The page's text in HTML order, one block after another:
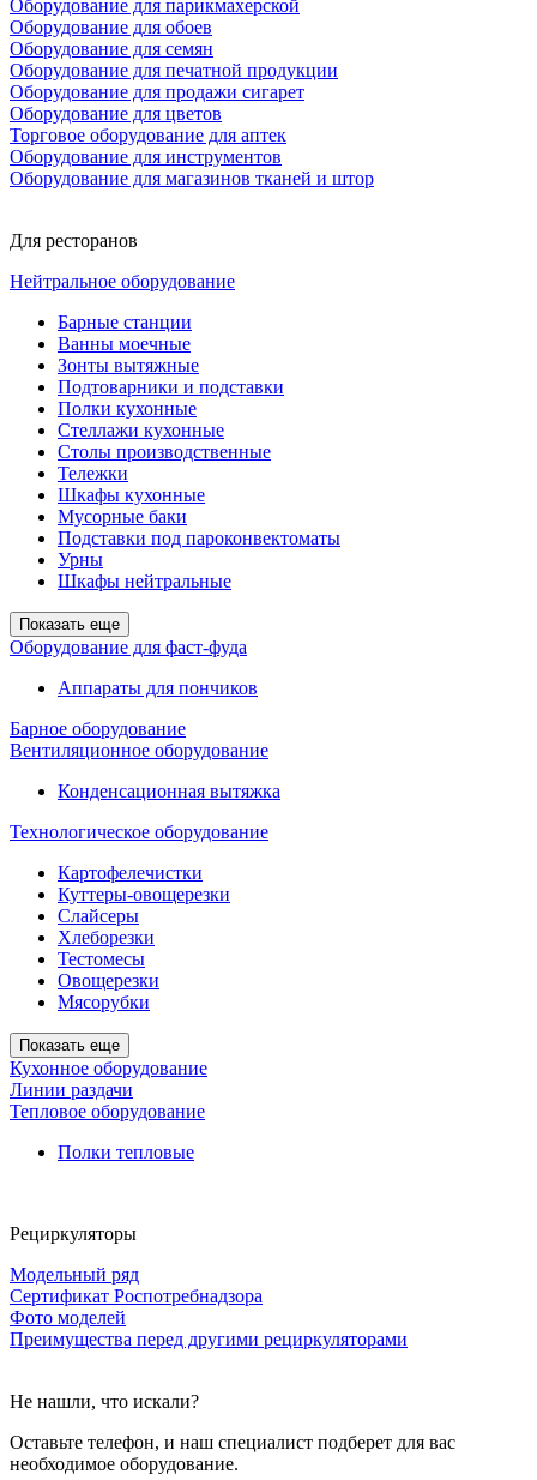
Оборудование для парикмахерской
Оборудование для обоев
Оборудование для семян
Оборудование для печатной продукции
Оборудование для продажи сигарет
Оборудование для цветов
Торговое оборудование для аптек
Оборудование для инструментов
Оборудование для магазинов тканей и штор
Для ресторанов
Нейтральное оборудование
Барные станции
Ванны моечные
Зонты вытяжные
Подтоварники и подставки
Полки кухонные
Стеллажи кухонные
Столы производственные
Тележки
Шкафы кухонные
Мусорные баки
Подставки под пароконвектоматы
Урны
Шкафы нейтральные
Показать еще
Оборудование для фаст-фуда
Аппараты для пончиков
Барное оборудование
Вентиляционное оборудование
Конденсационная вытяжка
Технологическое оборудование
Картофелечистки
Куттеры-овощерезки
Слайсеры
Хлеборезки
Тестомесы
Овощерезки
Мясорубки
Показать еще
Кухонное оборудование
Линии раздачи
Тепловое оборудование
Полки тепловые
Рециркуляторы
Модельный ряд
Сертификат Роспотребнадзора
Фото моделей
Преимущества перед другими рециркуляторами
Не нашли, что искали?
Оставьте телефон, и наш специалист подберет для вас
необходимое оборудование.